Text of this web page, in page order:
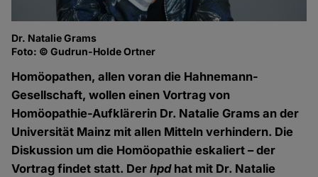
Dr. Natalie Grams
Foto: © Gudrun-Holde Ortner
Homöopathen, allen voran die Hahnemann-
Gesellschaft, wollen einen Vortrag von
Homöopathie-Aufklärerin Dr. Natalie Grams an der
Universität Mainz mit allen Mitteln verhindern. Die
Diskussion um die Homöopathie eskaliert – der
Vortrag findet statt. Derhpdhat mit Dr. Natalie